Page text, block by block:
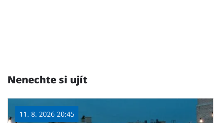
Nenechte si ujít
11. 8. 2026 20:45